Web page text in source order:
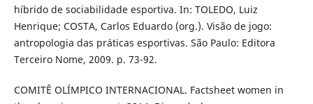
híbrido de sociabilidade esportiva. In: TOLEDO, Luiz
Henrique; COSTA, Carlos Eduardo (org.). Visão de jogo:
antropologia das práticas esportivas. São Paulo: Editora
Terceiro Nome, 2009. p. 73-92.
COMITÊ OLÍMPICO INTERNACIONAL. Factsheet women in